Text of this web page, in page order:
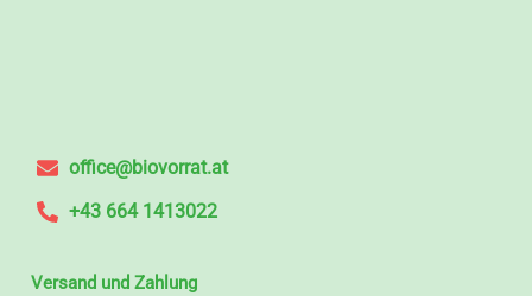
office@biovorrat.at
+43 664 1413022
Versand und Zahlung